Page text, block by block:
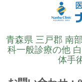
青森県 三戸郡 南
科一般診療の他
体手